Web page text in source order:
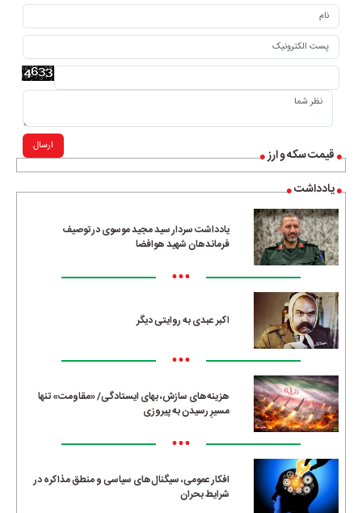
قیمت سکه و ارز
یادداشت
یادداشت سردار سید مجید موسوی در توصیف
فرماندهان شهید هوافضا
•••
اکبر عبدی به روایتی دیگر
•••
هزینه‌های سازش، بهای ایستادگی/ «مقاومت» تنها
مسیرِ رسیدن به پیروزی
•••
افکار عمومی، سیگنال‌های سیاسی و منطق مذاکره در
شرایط بحران
ارسال